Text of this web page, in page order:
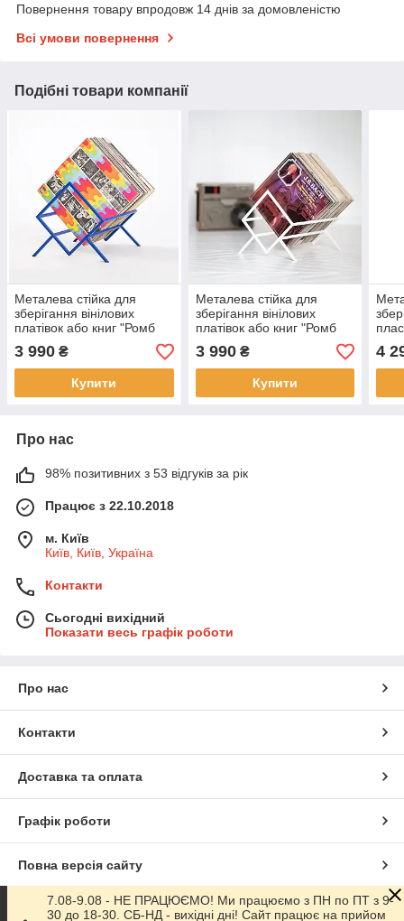
Повернення товару впродовж 14 днів за домовленістю
Всі умови повернення
Подібні товари компанії
Металева стійка для
зберігання вінілових
платівок або книг "Ромб
60" (синя)
3 990 ₴
Купити
Металева стійка для
зберігання вінілових
платівок або книг "Ромб
60" (біла)
3 990₴
Купити
4
Про нас
98% позитивних з 53 відгуків за рік
Працює з 22.10.2018
м. Київ
Київ, Київ, Україна
Контакти
Сьогодні вихідний
Показати весь графік роботи
Про нас
Контакти
Доставка та оплата
Графік роботи
Повна версія сайту
Сайт створено на маркетплейсіProm.ua
7.08-9.08 - НЕ ПРАЦЮЄМО! Ми працюємо з ПН по ПТ з 9-
30 до 18-30. СБ-НД - вихідні дні! Сайт працює на прийом